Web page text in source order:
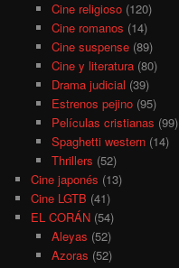
Cine religioso(120)
Cine romanos (14)
Cine suspense(89)
Cine y literatura(80)
Drama judicial (39)
Estrenos pejino(95)
Películas cristianas (99)
Spaghetti western(14)
Thrillers (52)
Cine japonés (13)
Cine LGTB (41)
EL CORÁN (54)
Aleyas (52)
Azoras (52)